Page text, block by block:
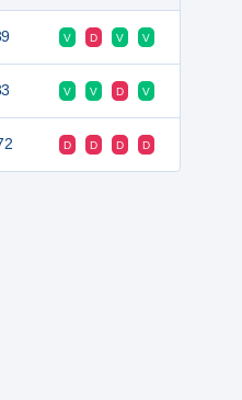
V D V V
V V D V
D D D D